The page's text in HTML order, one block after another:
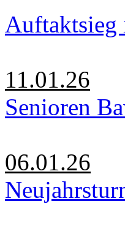
Auftaktsieg
11.01.26
Senioren
06.01.26